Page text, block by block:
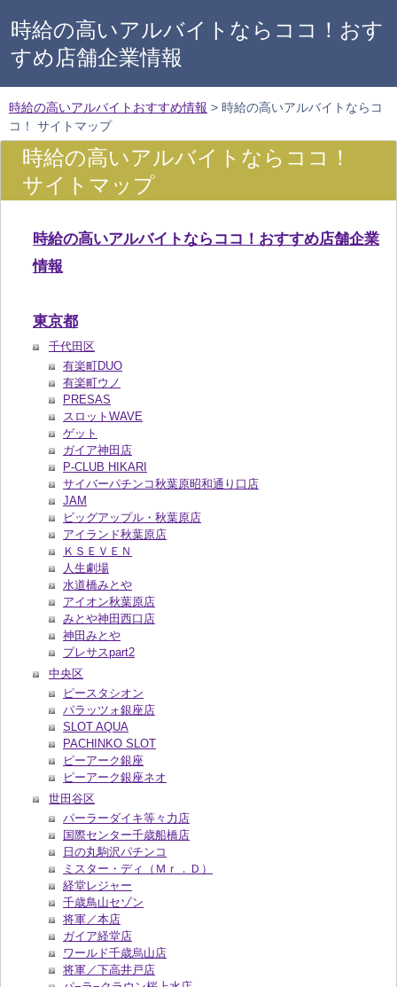
時給の高いアルバイトならココ！おす
すめ店舗企業情報
時給の高いアルバイトおすすめ情報 > 時給の高いアルバイトならコ
コ！ サイトマップ
時給の高いアルバイトならココ！
サイトマップ
時給の高いアルバイトならココ！おすすめ店舗企業
情報
東京都
千代田区
有楽町DUO
有楽町ウノ
PRESAS
スロットWAVE
ゲット
ガイア神田店
P-CLUB HIKARI
サイバーパチンコ秋葉原昭和通り口店
JAM
ビッグアップル・秋葉原店
アイランド秋葉原店
ＫＳＥＶＥＮ
人生劇場
水道橋みとや
アイオン秋葉原店
みとや神田西口店
神田みとや
プレサスpart2
中央区
ピースタシオン
パラッツォ銀座店
SLOT AQUA
PACHINKO SLOT
ピーアーク銀座
ピーアーク銀座ネオ
世田谷区
パーラーダイキ等々力店
国際センター千歳船橋店
日の丸駒沢パチンコ
ミスター・ディ（Ｍｒ．Ｄ）
経堂レジャー
千歳鳥山セゾン
将軍／本店
ガイア経堂店
ワールド千歳烏山店
将軍／下高井戸店